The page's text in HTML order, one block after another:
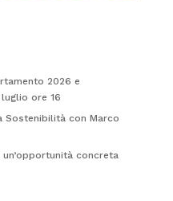
2026 e
ore 16
Sostenibilità con Marco
concreta